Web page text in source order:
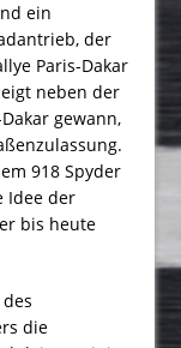
ein
der
Paris-Dakar
neben der
gewann,
918 Spyder
Idee der
bis heute
die